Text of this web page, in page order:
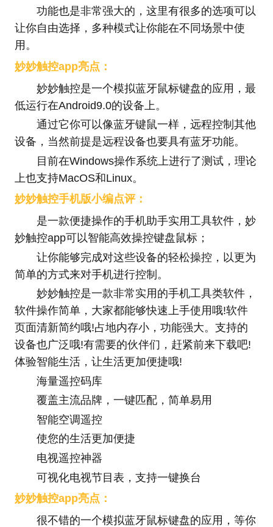
功能也是非常强大的，这里有很多的选项可以
让你自由选择，多种模式让你能在不同场景中使
用。
妙妙触控app亮点：
妙妙触控是一个模拟蓝牙鼠标键盘的应用，最
低运行在Android9.0的设备上。
通过它你可以像蓝牙键鼠一样，远程控制其他
设备，当然前提是远程设备也要具有蓝牙功能。
目前在Windows操作系统上进行了测试，理论
上也支持MacOS和Linux。
妙妙触控手机版小编点评：
是一款便捷操作的手机助手实用工具软件，妙
妙触控app可以智能高效操控键盘鼠标；
让你能够完成对这些设备的轻松操控，以更为
简单的方式来对手机进行控制。
妙妙触控是一款非常实用的手机工具类软件，
软件操作简单，大家都能够快速上手使用哦!软件
页面清新简约哦!占地内存小，功能强大。支持的
设备也广泛哦!有需要的伙伴们，赶紧前来下载吧!
体验智能生活，让生活更加便捷哦!
海量遥控码库
覆盖主流品牌，一键匹配，简单易用
智能空调遥控
使您的生活更加便捷
电视遥控神器
可视化电视节目表，支持一键换台
妙妙触控app亮点：
很不错的一个模拟蓝牙鼠标键盘的应用，等你